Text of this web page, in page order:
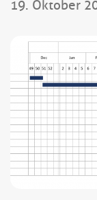
19. Oktober